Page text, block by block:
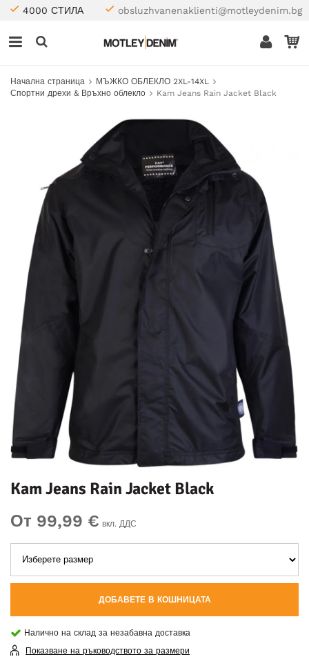
4000 СТИЛА obsluzhvanenaklienti@motleydenim.bg
Начална страница
МЪЖКО ОБЛЕКЛО 2XL-14XL
Спортни дрехи & Връхно облекло
Kam Jeans Rain Jacket Black
Kam Jeans Rain Jacket Black
От 99,99 € вкл. ДДС
ДОБАВЕТЕ В КОШНИЦАТА
Налично на склад за незабавна доставка
Показване на ръководството за размери